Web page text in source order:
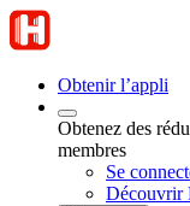
Obtenir l’appli
Obtenez des
membres
Se
Découvrir